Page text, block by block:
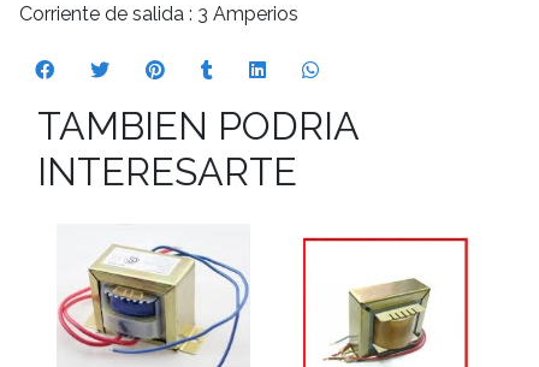
Corriente de salida : 3 Amperios
TAMBIEN PODRIA
INTERESARTE